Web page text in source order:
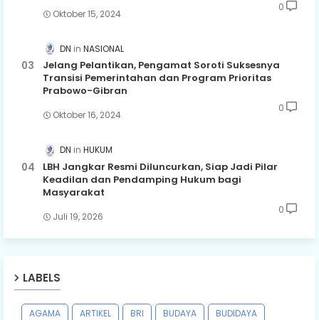
Oktober 15, 2024
0
DN NASIONAL
Jelang Pelantikan, Pengamat Soroti Suksesnya
Transisi Pemerintahan dan Program Prioritas
Prabowo-Gibran
Oktober 16, 2024
0
DN HUKUM
LBH Jangkar Resmi Diluncurkan, Siap Jadi Pilar
Keadilan dan Pendamping Hukum bagi
Masyarakat
Juli 19, 2026
0
LABELS
AGAMA ARTIKEL BRI BUDAYA
BUDIDAYA